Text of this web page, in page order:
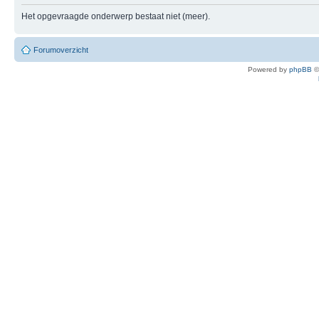
Het opgevraagde onderwerp bestaat niet (meer).
Forumoverzicht
Powered by phpBB